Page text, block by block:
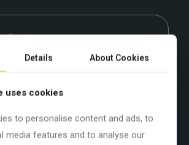
Service:
Farben und Ausstattung variieren.
Zusätzliche Informationen
Details About Cookies
uses cookies
to personalise content and ads, to
media features and to analyse our